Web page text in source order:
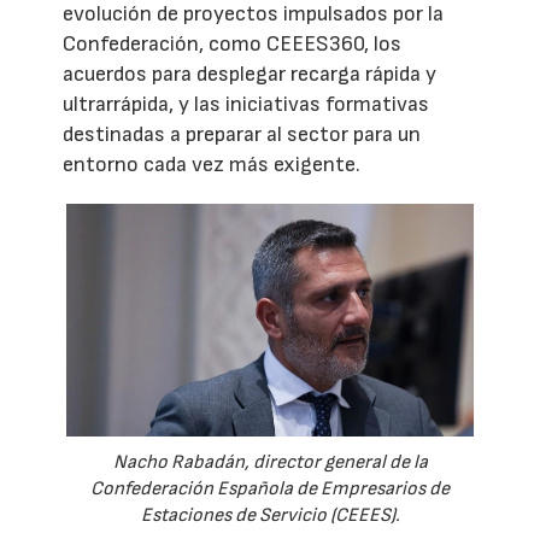
evolución de proyectos impulsados por la
Confederación, como CEEES360, los
acuerdos para desplegar recarga rápida y
ultrarrápida, y las iniciativas formativas
destinadas a preparar al sector para un
entorno cada vez más exigente.
Nacho Rabadán, director general de la
Confederación Española de Empresarios de
Estaciones de Servicio (CEEES).